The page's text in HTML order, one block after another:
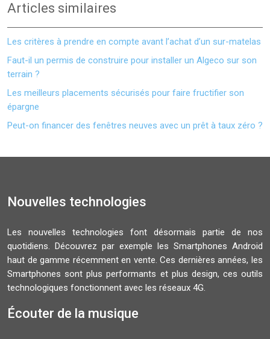
Articles similaires
Les critères à prendre en compte avant l’achat d’un sur-matelas
Faut-il un permis de construire pour installer un Algeco sur son
terrain ?
Les meilleurs placements sécurisés pour faire fructifier son
épargne
Peut-on financer des fenêtres neuves avec un prêt à taux zéro ?
Nouvelles technologies
Les nouvelles technologies font désormais partie de nos
quotidiens. Découvrez par exemple les Smartphones Android
haut de gamme récemment en vente. Ces dernières années, les
Smartphones sont plus performants et plus design, ces outils
technologiques fonctionnent avec les réseaux 4G.
Écouter de la musique